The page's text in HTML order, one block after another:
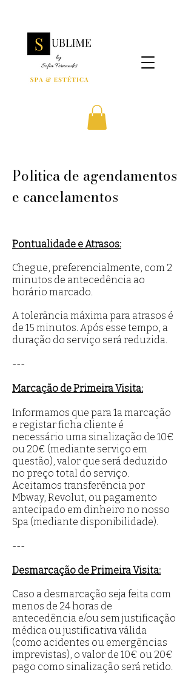
Politica de agendamentos
e cancelamentos
Pontualidade e Atrasos:
Chegue, preferencialmente, com 2
minutos de antecedência ao
horário marcado.
A tolerância máxima para atrasos é
de 15 minutos. Após esse tempo, a
duração do serviço será reduzida.
---
Marcação de Primeira Visita:
Informamos que para 1a marcação
e registar ficha cliente é
necessário uma sinalização de 10€
ou 20€ (mediante serviço em
questão), valor que será deduzido
no preço total do serviço.
Aceitamos transferência por
Mbway, Revolut, ou pagamento
antecipado em dinheiro no nosso
Spa (mediante disponibilidade).
---
Desmarcação de Primeira Visita:
Caso a desmarcação seja feita com
menos de 24 horas de
antecedência e/ou sem justificação
médica ou justificativa válida
(como acidentes ou emergências
imprevistas), o valor de 10€ ou 20€
pago como sinalização será retido.